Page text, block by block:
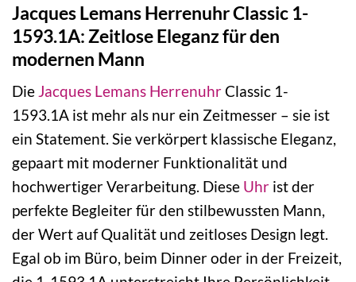
Jacques Lemans Herrenuhr Classic 1-
1593.1A: Zeitlose Eleganz für den
modernen Mann
Die Jacques Lemans HerrenuhrClassic 1-
1593.1A ist mehr als nur ein Zeitmesser – sie ist
ein Statement. Sie verkörpert klassische Eleganz,
gepaart mit moderner Funktionalität und
hochwertiger Verarbeitung. Diese Uhr ist der
perfekte Begleiter für den stilbewussten Mann,
der Wert auf Qualität und zeitloses Design legt.
Egal ob im Büro, beim Dinner oder in der Freizeit,